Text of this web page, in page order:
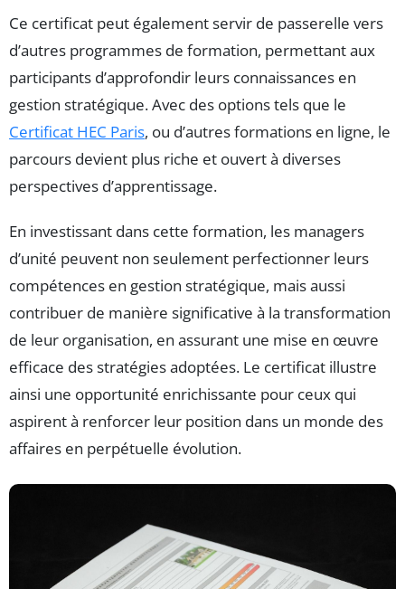
Ce certificat peut également servir de passerelle vers
d’autres programmes de formation, permettant aux
participants d’approfondir leurs connaissances en
gestion stratégique. Avec des options tels que le
Certificat HEC Paris, ou d’autres formations en ligne, le
parcours devient plus riche et ouvert à diverses
perspectives d’apprentissage.
En investissant dans cette formation, les managers
d’unité peuvent non seulement perfectionner leurs
compétences en gestion stratégique, mais aussi
contribuer de manière significative à la transformation
de leur organisation, en assurant une mise en œuvre
efficace des stratégies adoptées. Le certificat illustre
ainsi une opportunité enrichissante pour ceux qui
aspirent à renforcer leur position dans un monde des
affaires en perpétuelle évolution.